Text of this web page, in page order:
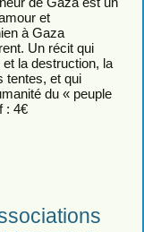
et
à Gaza
Un récit qui
la destruction, la
tentes, et qui
du « peuple
: 4€